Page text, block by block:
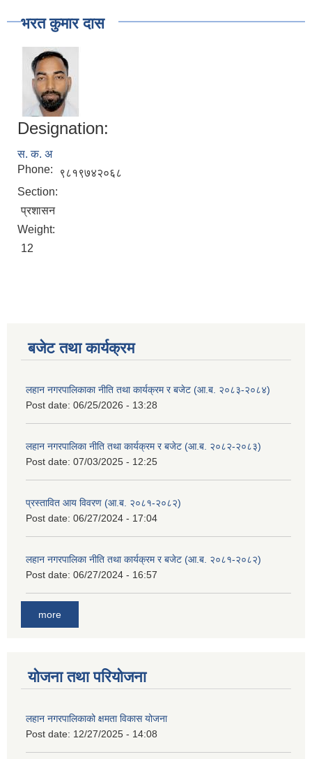
भरत कुमार दास
Designation:
स. क. अ
Phone:
९८१९७४२०६८
Section:
प्रशासन
Weight:
12
बजेट तथा कार्यक्रम
लहान नगरपालिकाका नीति तथा कार्यक्रम र बजेट (आ.ब. २०८३-२०८४)
Post date: 06/25/2026 - 13:28
लहान नगरपालिका नीति तथा कार्यक्रम र बजेट (आ.ब. २०८२-२०८३)
Post date: 07/03/2025 - 12:25
प्रस्तावित आय विवरण (आ.ब. २०८१-२०८२)
Post date: 06/27/2024 - 17:04
लहान नगरपालिका नीति तथा कार्यक्रम र बजेट (आ.ब. २०८१-२०८२)
Post date: 06/27/2024 - 16:57
more
योजना तथा परियोजना
लहान नगरपालिकाको क्षमता विकास योजना
Post date: 12/27/2025 - 14:08